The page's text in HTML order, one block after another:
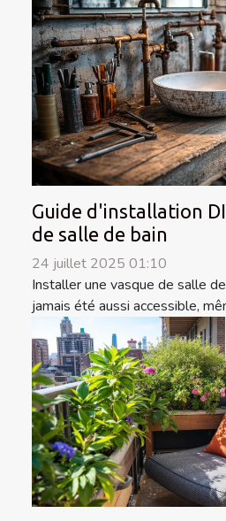
Guide d'installation
de salle de bain
24 juillet 2025 01:10
Installer une vasque de salle
jamais été aussi accessible,